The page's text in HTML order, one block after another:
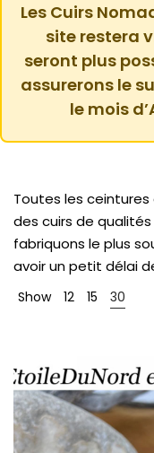
Les Cuirs
site restera
seront plus
assurerons le
le mois
Toutes les
des cuirs de
fabriquons le plus
avoir un petit délai
Show 12 15 30